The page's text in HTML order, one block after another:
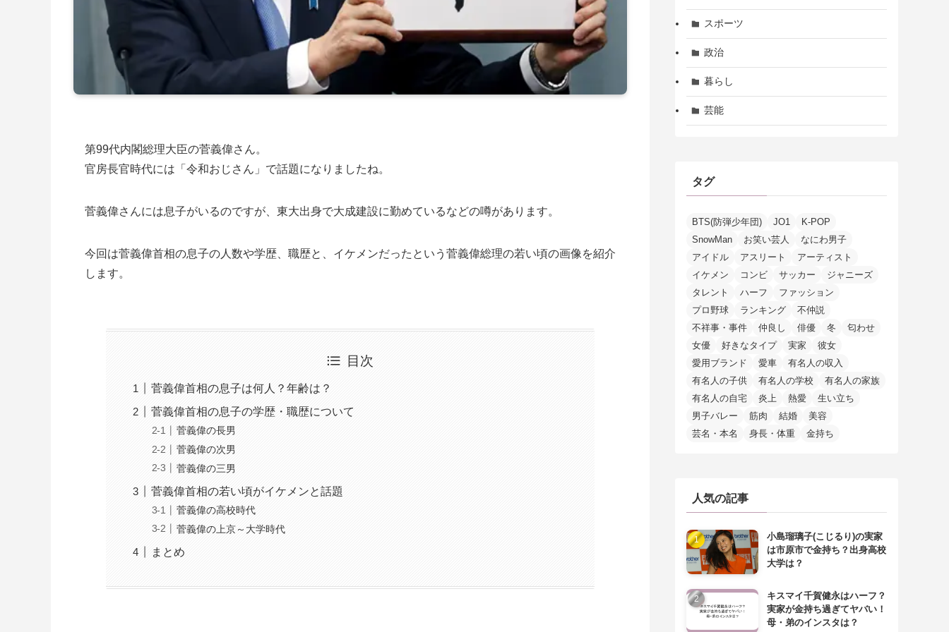
第99代内閣総理大臣の菅義偉さん。
官房長官時代には「令和おじさん」で話題になりましたね。
菅義偉さんには息子がいるのですが、東大出身で大成建設に勤めているなどの噂があります。
今回は菅義偉首相の息子の人数や学歴、職歴と、イケメンだったという菅義偉総理の若い頃の画像を紹介
します。
目次
菅義偉首相の息子は何人？年齢は？
菅義偉首相の息子の学歴・職歴について
菅義偉の長男
菅義偉の次男
菅義偉の三男
菅義偉首相の若い頃がイケメンと話題
菅義偉の高校時代
菅義偉の上京～大学時代
まとめ
スポーツ
政治
暮らし
芸能
タグ
BTS(防弾少年団) JO1
K-POP
SnowMan
お笑い芸人
なにわ男子
アイドル
アスリート
アーティスト
イケメン
コンビ サッカー
ジャニーズ
タレント
ハーフ
ファッション
プロ野球
ランキング
不仲説
不祥事・事件
仲良し 俳優 冬
匂わせ
女優
好きなタイプ 実家
彼女
愛用ブランド
愛車
有名人の収入
有名人の子供
有名人の学校
有名人の家族
有名人の自宅
炎上 熱愛
生い立ち
男子バレー
筋肉 結婚
美容
芸名・本名
身長・体重 金持ち
人気の記事
小島瑠璃子(こじるり)の実家
は市原市で金持ち？出身高校
大学は？
キスマイ千賀健永はハーフ？
実家が金持ち過ぎてヤバい！
母・弟のインスタは？